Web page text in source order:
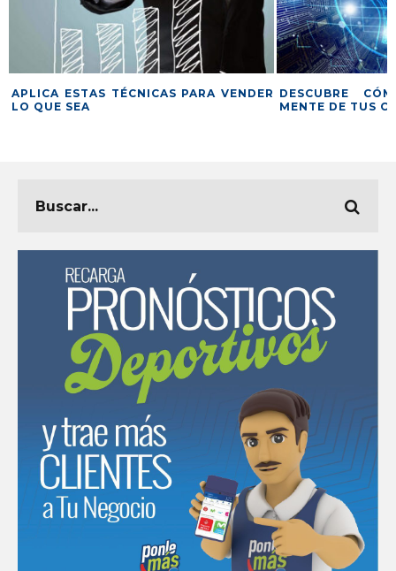
APLICA ESTAS TÉCNICAS PARA VENDER
LO QUE SEA
DESCUBRE
MENTE DE TUS